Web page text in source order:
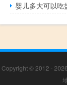
婴儿多大可以吃
Copyright © 2012 - 2026